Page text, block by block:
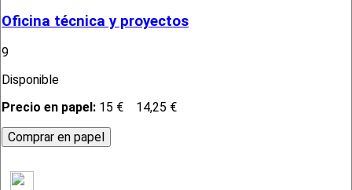
Oficina técnica y proyectos
9
Disponible
Precio en papel: 15 € 14,25 €